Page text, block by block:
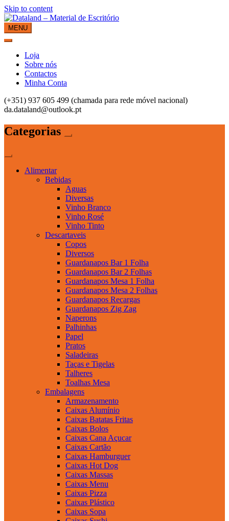
Skip to content
Dataland – Material de Escritório
Material de Escritório
MENU
Loja
Sobre nós
Contactos
Minha Conta
(+351) 937 605 499 (chamada para rede móvel nacional)
da.dataland@outlook.pt
Categorias
Alimentar
Bebidas
Aguas
Diversas
Vinho Branco
Vinho Rosé
Vinho Tinto
Descartaveis
Copos
Diversos
Guardanapos Bar 1 Folha
Guardanapos Bar 2 Folhas
Guardanapos Mesa 1 Folha
Guardanapos Mesa 2 Folhas
Guardanapos Recargas
Guardanapos Zig Zag
Naperons
Palhinhas
Papel
Pratos
Saladeiras
Taças e Tigelas
Talheres
Toalhas Mesa
Embalagens
Armazenamento
Caixas Alumínio
Caixas Batatas Fritas
Caixas Bolos
Caixas Cana Açucar
Caixas Cartão
Caixas Hamburguer
Caixas Hot Dog
Caixas Massas
Caixas Menu
Caixas Pizza
Caixas Plástico
Caixas Sopa